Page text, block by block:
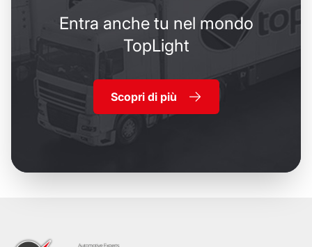
Entra anche tu nel mondo
TopLight
Scopri di più